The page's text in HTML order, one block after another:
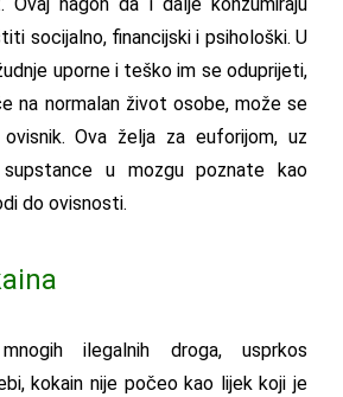
socijalno, financijski i psihološki. U
uporne i teško im se oduprijeti,
na normalan život osobe, može se
Ova želja za euforijom, uz
supstance u mozgu poznate kao
do ovisnosti.
ilegalnih droga, usprkos
kokain nije počeo kao lijek koji je